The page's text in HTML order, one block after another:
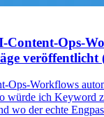
Content-Ops-
veröffentlicht
Ops-Workflows
würde ich Keyword
wo der echte